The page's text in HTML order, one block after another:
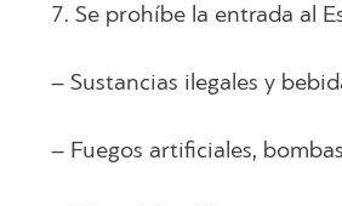
7. Se prohíbe la entrada al
– Sustancias ilegales y
– Fuegos artificiales,